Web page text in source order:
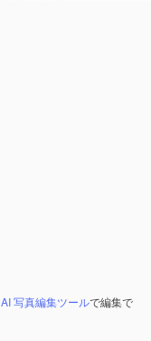
AI 写真編集ツールで編集で